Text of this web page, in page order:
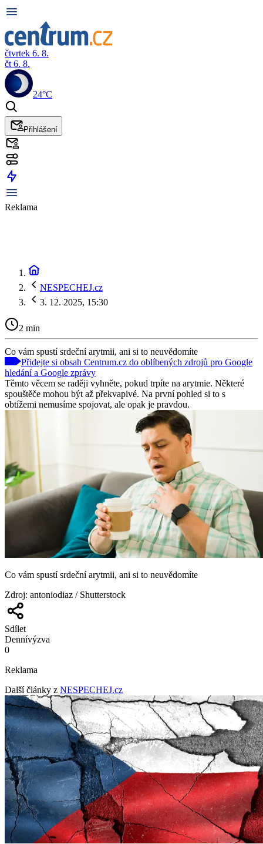
čtvrtek 6. 8.
čt 6. 8.
24°C
Přihlášení
Reklama
NESPECHEJ.cz
3. 12. 2025, 15:30
2 min
Co vám spustí srdeční arytmii, ani si to neuvědomíte
Přidejte si obsah Centrum.cz do oblíbených zdrojů pro Google
hledání a Google zprávy
Těmto věcem se raději vyhněte, pokud trpíte na arytmie. Některé
spouštěče mohou být až překvapivé. Na první pohled si to s
obtížemi nemusíme spojovat, ale opak je pravdou.
Co vám spustí srdeční arytmii, ani si to neuvědomíte
Zdroj: antoniodiaz / Shutterstock
Sdílet
Dennívýzva
0
Reklama
Další články z NESPECHEJ.cz